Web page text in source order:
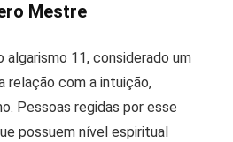
Mestre
algarismo 11, considerado um
relação com a intuição,
Pessoas regidas por esse
possuem nível espiritual